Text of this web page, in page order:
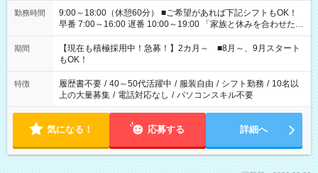
勤務時間
9:00～18:00（休憩60分） ■ご希望があれば下記シフトもOK！
早番 7:00～16:00 遅番 10:00～19:00 「家族と休みを合わせた
い」 「余裕を持って夕飯の準備がしたい」 「できれば残業はし
たくない」 など、ご希望を教えてくださいね。 ※Wワーク希望
の方へ 今ご覧のお仕事で希望する勤務時間と、もう1つのお仕事
の勤務時間。 合計で週40時間を超える場合は応募できません。
期間
【現在も積極採用中！急募！】2カ月～ ■8月～、9月スタート
もOK！
特徴 履歴書不要 / 40～50代活躍中 / 服装自由 / シフト勤務 / 10名以
上の大量募集 / 電話対応なし / パソコンスキル不要
気になる！ 応募する 詳細へ